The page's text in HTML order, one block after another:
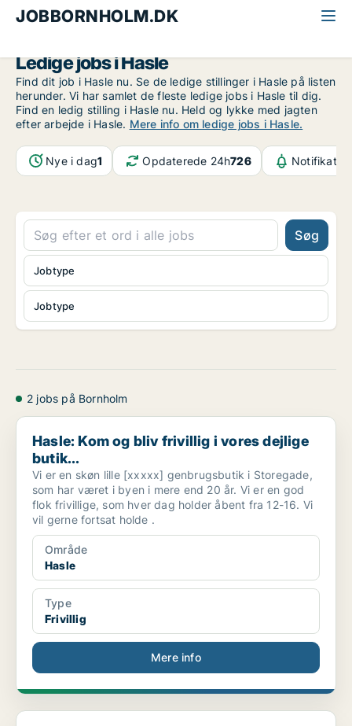
JOBBORNHOLM.DK
Ledige jobs i Hasle
Find dit job i Hasle nu. Se de ledige stillinger i Hasle på listen
herunder. Vi har samlet de fleste ledige jobs i Hasle til dig.
Find en ledig stilling i Hasle nu. Held og lykke med jagten
efter arbejde i Hasle. Mere info om ledige jobs i Hasle.
Nye i dag1 Opdaterede 24h726
Søg
Jobtype
Jobtype
2 jobs på Bornholm
Hasle: Kom og bliv frivillig i vores dejlige butik...
Hasle: Kom og bliv frivillig i vores dejlige
butik...
Vi er en skøn lille [xxxxx] genbrugsbutik i Storegade,
som har været i byen i mere end 20 år. Vi er en god
flok frivillige, som hver dag holder åbent fra 12-16. Vi
vil gerne fortsat holde .
Område
Hasle
Type
Frivillig
Mere info
Vikarstilling: Barseslvikar for klinisk assistent ...